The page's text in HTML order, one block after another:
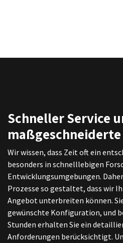
Schneller Service
Wir wissen, dass Zeit oft ein
besonders in schnelllebigen
Entwicklungsumgebungen.
Prozesse so gestaltet, dass wir
Angebot unterbreiten können.
gewünschte Konfiguration, und
Stunden erhalten Sie ein
Anforderungen berücksichtigt.